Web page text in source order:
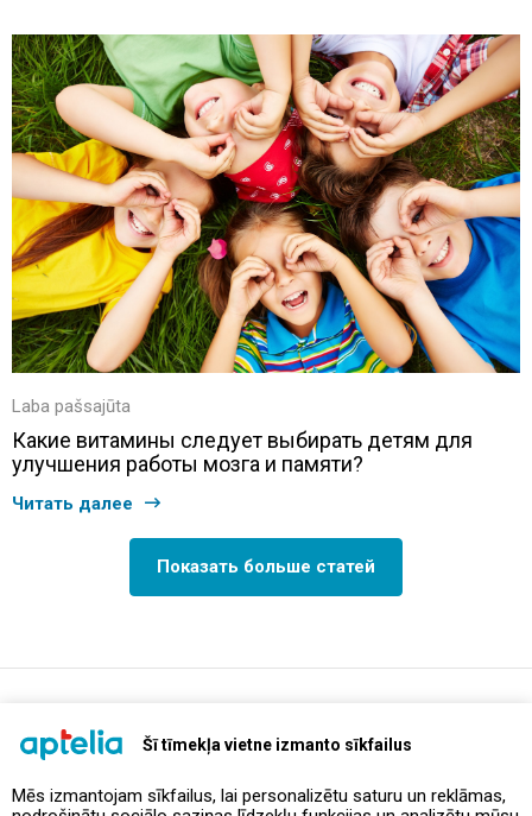
Šī tīmekļa vietne izmanto sīkfailus
Mēs izmantojam sīkfailus, lai personalizētu saturu un reklāmas,
Laba pašsajūta
Какие витамины следует выбирать детям для
улучшения работы мозга и памяти?
Читать далее
Показать больше статей